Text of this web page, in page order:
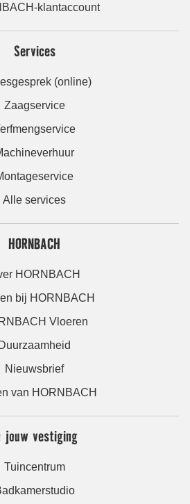
klantaccount
Services
(online)
Zaagservice
Alle services
HORNBACH
HORNBACH
bij HORNBACH
Vloeren
Duurzaamheid
Nieuwsbrief
van HORNBACH
jouw vestiging
Tuincentrum